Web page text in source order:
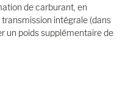
de carburant, en
intégrale (dans
un poids supplémentaire de